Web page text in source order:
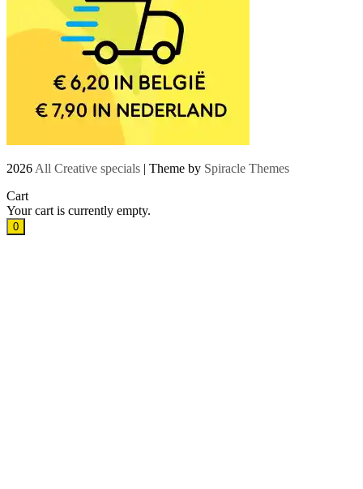
2026 All Creative specials | Theme by Spiracle Themes
Cart
Your cart is currently empty.
0